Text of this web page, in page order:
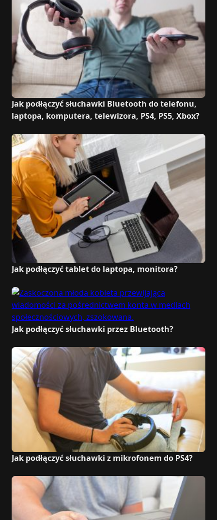
Jak podłączyć słuchawki Bluetooth do telefonu,
laptopa, komputera, telewizora, PS4, PS5, Xbox?
Jak podłączyć tablet do laptopa, monitora?
Jak podłączyć słuchawki przez Bluetooth?
Jak podłączyć słuchawki z mikrofonem do PS4?